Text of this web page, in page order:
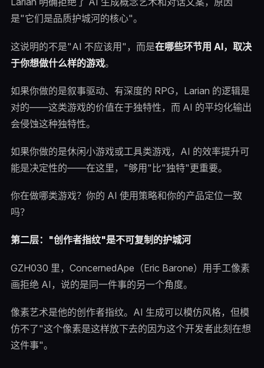
是"它们是品质护城河的核心"。
这说明的不是"AI 不应该用"，而是在哪些环节用 AI，取决
于你想做什么样的游戏。
如果你做的是叙事驱动、有深度的 RPG，Larian 的逻辑是
对的——这类游戏的价值在于独特性，而 AI 的平均化输出
会侵蚀这种独特性。
如果你做的是休闲小游戏或工具类游戏，AI 的效率提升可
能是决定性的——在这里，"够用"比"独特"更重要。
你在做哪类游戏？你的 AI 使用策略和你的产品定位一致
吗？
第二层："创作者指纹"是不可复制的护城河
GZH030 里，ConcernedApe（Eric Barone）用手工像素
画拒绝 AI，说的是同一件事的另一个角度。
像素艺术是他的创作者指纹。AI 生成可以模仿风格，但模
仿不了"这个像素是这样放下去的因为这个开发者此刻在想
这件事"。